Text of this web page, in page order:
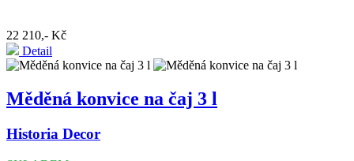
22 210,- Kč
Detail
Měděná konvice na čaj 3 l
Historia Decor